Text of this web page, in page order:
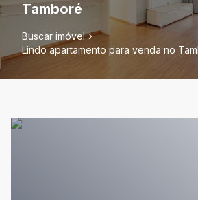
Tamboré
Buscar imóvel
Lindo apartamento para venda no